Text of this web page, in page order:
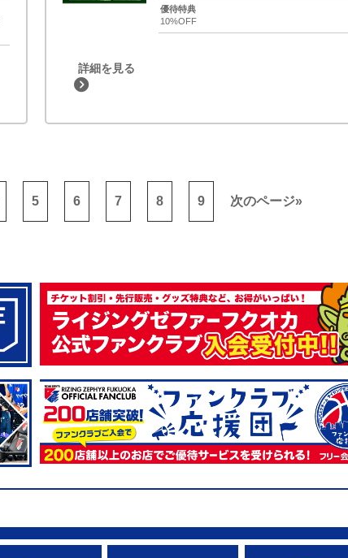
優待特典
10%OFF
詳細を見る
5 6 7 8 9 次のページ»